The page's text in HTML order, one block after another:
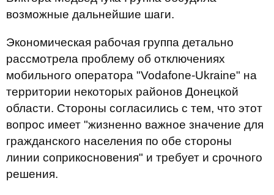
возможные дальнейшие шаги.
Экономическая рабочая группа детально
рассмотрела проблему об отключениях
мобильного оператора "Vodafone-Ukraine" на
территории некоторых районов Донецкой
области. Стороны согласились с тем, что этот
вопрос имеет "жизненно важное значение для
гражданского населения по обе стороны
линии соприкосновения" и требует и срочного
решения.